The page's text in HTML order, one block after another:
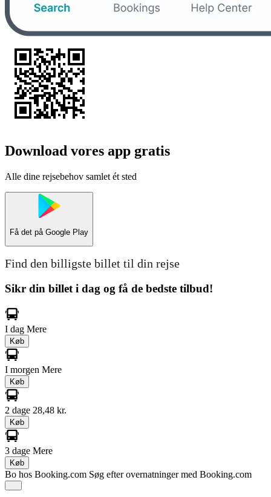
Download vores app gratis
Alle dine rejsebehov samlet ét sted
Få det på Google Play
Find den billigste billet til din rejse
Sikr din billet i dag og få de bedste tilbud!
I dag Mere
Køb
I morgen Mere
Køb
2 dage 28,48 kr.
Køb
3 dage Mere
Køb
Bo hos Booking.com Søg efter overnatninger med Booking.com